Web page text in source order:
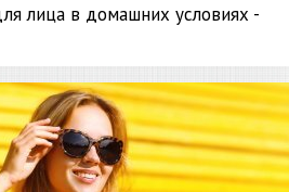
лица в домашних условиях -